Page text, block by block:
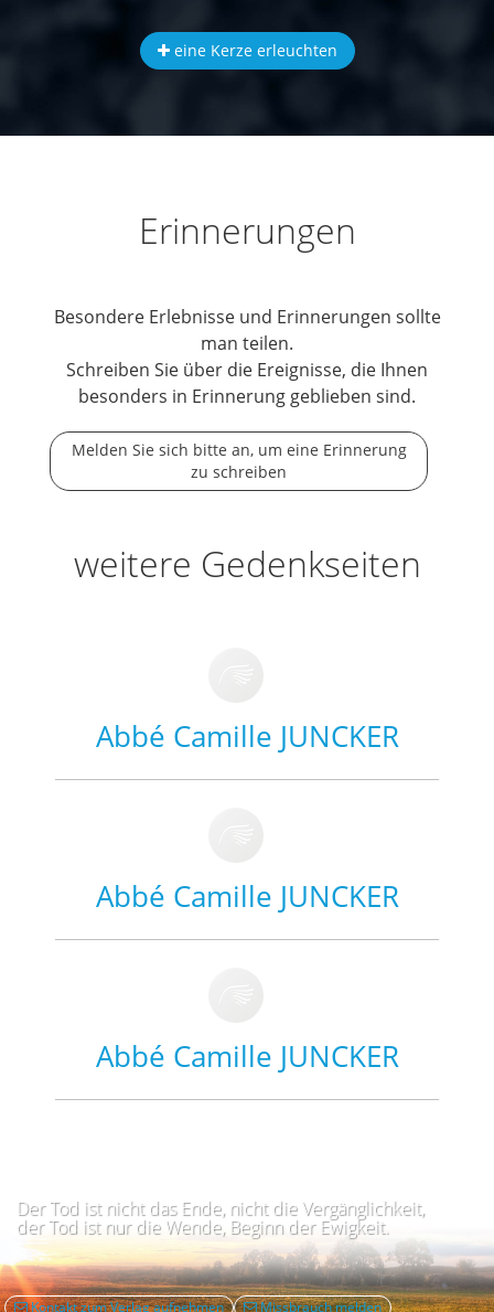
eine Kerze erleuchten
Erinnerungen
Besondere Erlebnisse und Erinnerungen sollte
man teilen.
Schreiben Sie über die Ereignisse, die Ihnen
besonders in Erinnerung geblieben sind.
Melden Sie sich bitte an, um eine Erinnerung
zu schreiben
weitere Gedenkseiten
Abbé Camille JUNCKER
Abbé Camille JUNCKER
Abbé Camille JUNCKER
Der Tod ist nicht das Ende, nicht die Vergänglichkeit,
der Tod ist nur die Wende, Beginn der Ewigkeit.
Kontakt zum Verlag aufnehmen Missbrauch melden